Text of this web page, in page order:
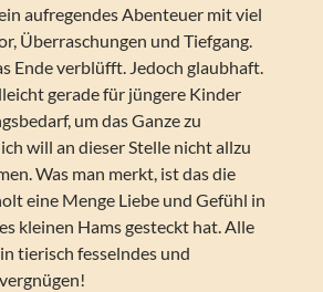
aufregendes Abenteuer mit viel
Überraschungen und Tiefgang.
Ende verblüfft. Jedoch glaubhaft.
gerade für jüngere Kinder
um das Ganze zu
will an dieser Stelle nicht allzu
Was man merkt, ist das die
eine Menge Liebe und Gefühl in
kleinen Hams gesteckt hat. Alle
tierisch fesselndes und